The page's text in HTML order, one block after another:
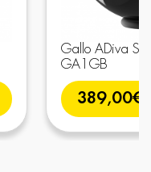
Gallo ADiva
GA1GB
389,00€